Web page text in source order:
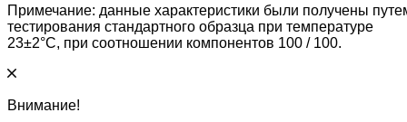
Примечание: данные характеристики были получены
тестирования стандартного образца при температуре
23±2°C, при соотношении компонентов 100 / 100.
Внимание!